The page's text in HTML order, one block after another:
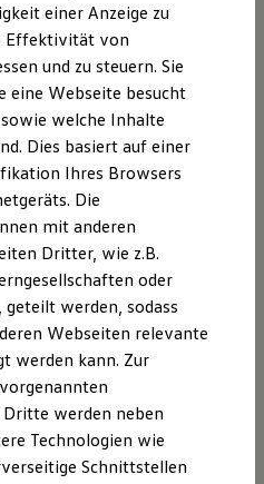
Experience
HU/AU
Richtlinie
(DSA)
EU Data Act
Vertrag Widerrufen
AG
Fahrzeuge und
Details vom aktuellen
abweichen. Abgebildet sind
der Fahrzeuge gegen
Konfigurator für eine
Modelle und Ausstattungen.
und Emissionswerte beziehen
Fahrzeug und sind nicht Bestandteil
einer Anzeige zu
Effektivität von
und zu steuern. Sie
eine Webseite besucht
welche Inhalte
Dies basiert auf einer
Ihres Browsers
Die
mit anderen
Dritter, wie z.B.
oder
werden, sodass
Webseiten relevante
werden kann. Zur
werden neben
Technologien wie
Schnittstellen